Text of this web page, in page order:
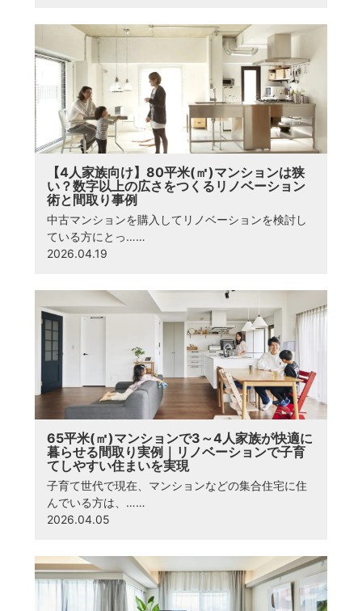
【4人家族向け】80平米(㎡)マンションは狭
い？数字以上の広さをつくるリノベーション
術と間取り事例
中古マンションを購入してリノベーションを検討し
ている方にとっ……
2026.04.19
65平米(㎡)マンションで3～4人家族が快適に
暮らせる間取り実例｜リノベーションで子育
てしやすい住まいを実現
子育て世代で現在、マンションなどの集合住宅に住
んでいる方は、……
2026.04.05